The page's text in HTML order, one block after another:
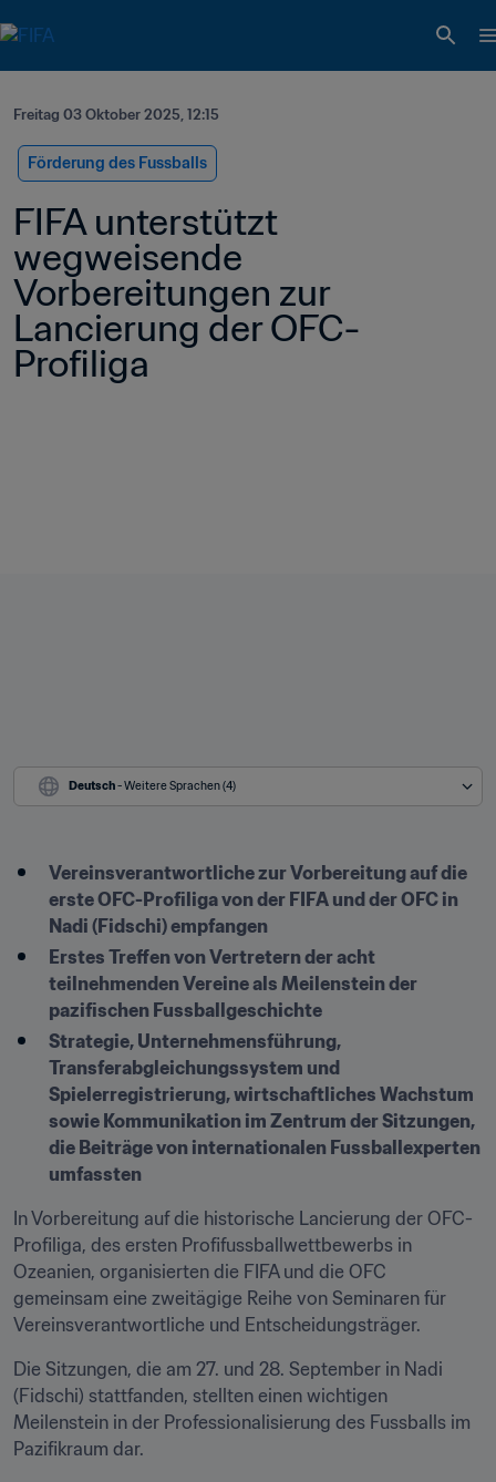
Freitag 03 Oktober 2025, 12:15
Förderung des Fussballs
FIFA unterstützt
wegweisende
Vorbereitungen zur
Lancierung der OFC-
Profiliga
Deutsch - Weitere Sprachen (4)
Vereinsverantwortliche zur Vorbereitung auf die
erste OFC-Profiliga von der FIFA und der OFC in
Nadi (Fidschi) empfangen
Erstes Treffen von Vertretern der acht
teilnehmenden Vereine als Meilenstein der
pazifischen Fussballgeschichte
Strategie, Unternehmensführung,
Transferabgleichungssystem und
Spielerregistrierung, wirtschaftliches Wachstum
sowie Kommunikation im Zentrum der Sitzungen,
die Beiträge von internationalen Fussballexperten
umfassten
In Vorbereitung auf die historische Lancierung der OFC-
Profiliga, des ersten Profifussballwettbewerbs in
Ozeanien, organisierten die FIFA und die OFC
gemeinsam eine zweitägige Reihe von Seminaren für
Vereinsverantwortliche und Entscheidungsträger.
Die Sitzungen, die am 27. und 28. September in Nadi
(Fidschi) stattfanden, stellten einen wichtigen
Meilenstein in der Professionalisierung des Fussballs im
Pazifikraum dar.